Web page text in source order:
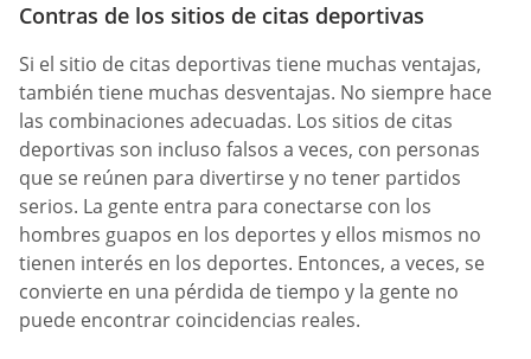
Contras de los sitios de citas deportivas
Si el sitio de citas deportivas tiene muchas ventajas,
también tiene muchas desventajas. No siempre hace
las combinaciones adecuadas. Los sitios de citas
deportivas son incluso falsos a veces, con personas
que se reúnen para divertirse y no tener partidos
serios. La gente entra para conectarse con los
hombres guapos en los deportes y ellos mismos no
tienen interés en los deportes. Entonces, a veces, se
convierte en una pérdida de tiempo y la gente no
puede encontrar coincidencias reales.